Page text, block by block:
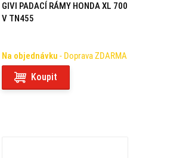
GIVI PADACÍ RÁMY HONDA XL 700
V TN455
Na objednávku - Doprava ZDARMA
Koupit